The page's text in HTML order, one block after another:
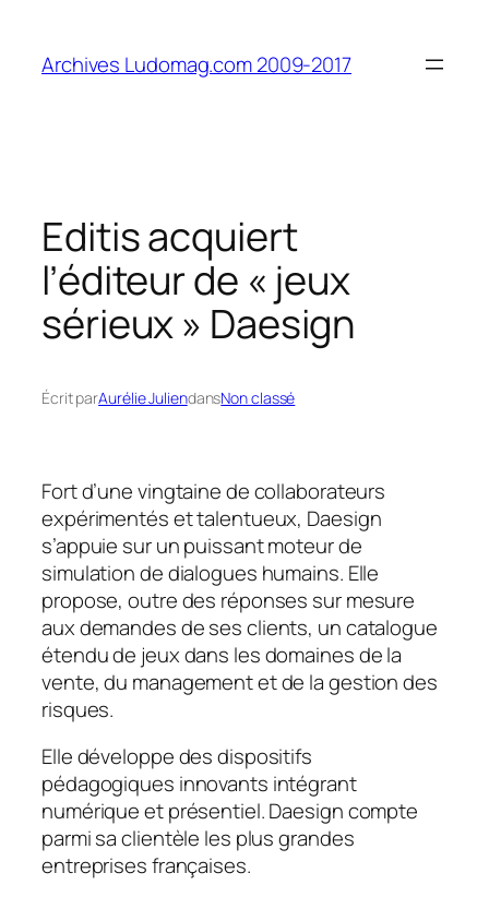
contenu
Archives Ludomag.com 2009-2017
Editis acquiert
l’éditeur de « jeux
sérieux » Daesign
Écrit parAurélie JuliendansNon classé
Fort d’une vingtaine de collaborateurs
expérimentés et talentueux, Daesign
s’appuie sur un puissant moteur de
simulation de dialogues humains. Elle
propose, outre des réponses sur mesure
aux demandes de ses clients, un catalogue
étendu de jeux dans les domaines de la
vente, du management et de la gestion des
risques.
Elle développe des dispositifs
pédagogiques innovants intégrant
numérique et présentiel. Daesign compte
parmi sa clientèle les plus grandes
entreprises françaises.